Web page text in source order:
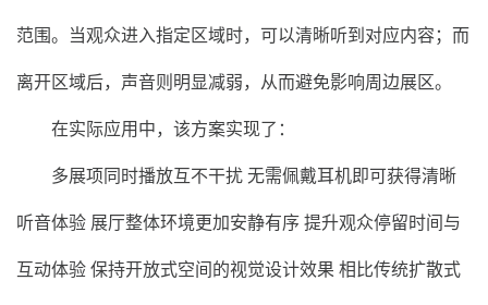
范围。当观众进入指定区域时，可以清晰听到对应内容；而
离开区域后，声音则明显减弱，从而避免影响周边展区。
在实际应用中，该方案实现了：
多展项同时播放互不干扰 无需佩戴耳机即可获得清晰
听音体验 展厅整体环境更加安静有序 提升观众停留时间与
互动体验 保持开放式空间的视觉设计效果 相比传统扩散式